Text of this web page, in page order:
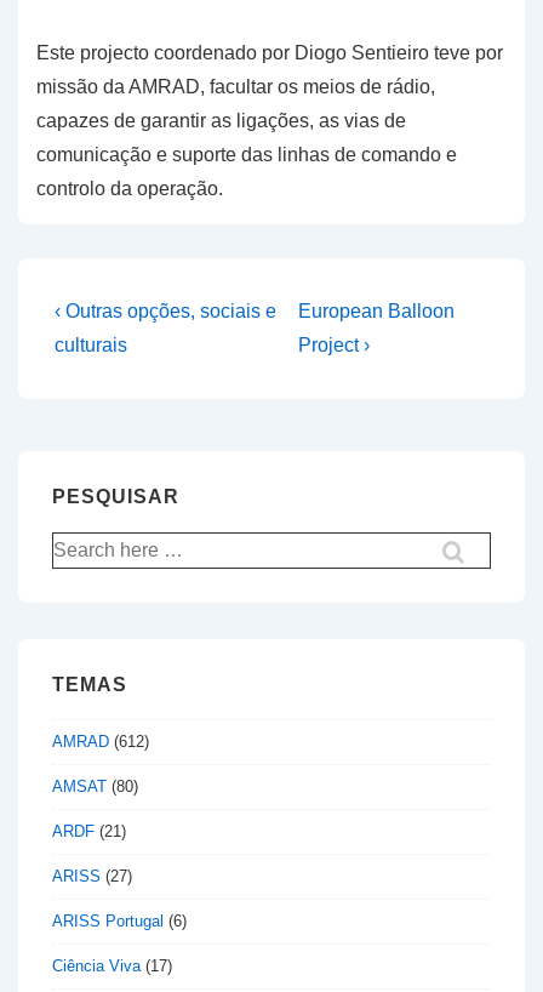
Este projecto coordenado por Diogo Sentieiro teve por
missão da AMRAD, facultar os meios de rádio,
capazes de garantir as ligações, as vias de
comunicação e suporte das linhas de comando e
controlo da operação.
Navegação
de
Previous
Post
‹ Outras opções, sociais e
culturais
Next
Post
European Balloon
Project ›
PESQUISAR
Pesquisar
por:
TEMAS
AMRAD (612)
AMSAT (80)
ARDF (21)
ARISS (27)
ARISS Portugal (6)
Ciência Viva(17)